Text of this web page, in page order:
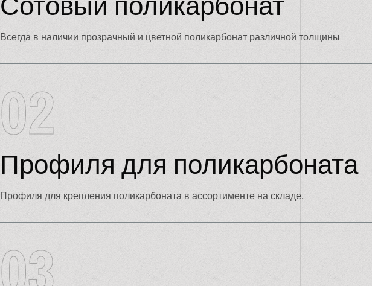
Всегда в наличии прозрачный и цветной поликарбонат различной толщины.
02
Профиля для поликарбоната
Профиля для крепления поликарбоната в ассортименте на складе.